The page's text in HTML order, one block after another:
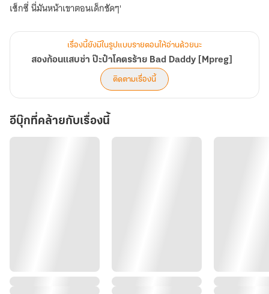
เซ็กซี่ นี่มันหน้าเขาตอนเด็กชัดๆ'
เรื่องนี้ยังมีในรูปแบบรายตอนให้อ่านด้วยนะ
สองก้อนแสบซ่า ป๊ะป๋าโคตรร้าย Bad Daddy [Mpreg]
ติดตามเรื่องนี้
อีบุ๊กที่คล้ายกับเรื่องนี้